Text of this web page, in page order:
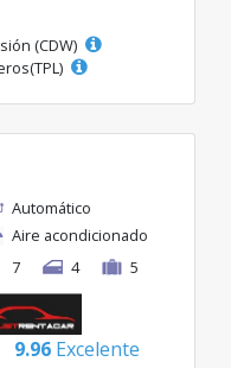
(CDW)
Automático
Aire acondicionado
7
4 5
9.96 Excelente